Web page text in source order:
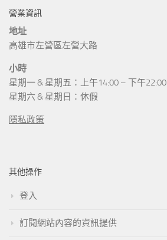
營業資訊
地址
高雄市左營區左營大路
小時
星期一 & 星期五：上午14:00 – 下午22:00
星期六 & 星期日：休假
隱私政策
其他操作
登入
訂閱網站內容的資訊提供